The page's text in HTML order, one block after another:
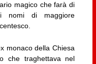
magico che farà di
nomi di maggiore
monaco della Chiesa
che traghettava nel